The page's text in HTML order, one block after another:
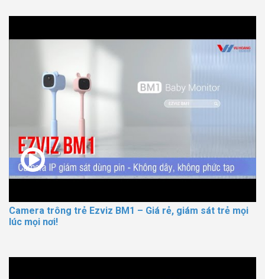
Camera trông trẻ Ezviz BM1 – Giá rẻ, giám sát trẻ mọi
lúc mọi nơi!